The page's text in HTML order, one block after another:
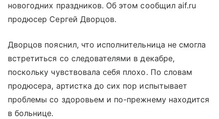
новогодних праздников. Об этом сообщил aif.ru
продюсер Сергей Дворцов.
Дворцов пояснил, что исполнительница не смогла
встретиться со следователями в декабре,
поскольку чувствовала себя плохо. По словам
продюсера, артистка до сих пор испытывает
проблемы со здоровьем и по-прежнему находится
в больнице.